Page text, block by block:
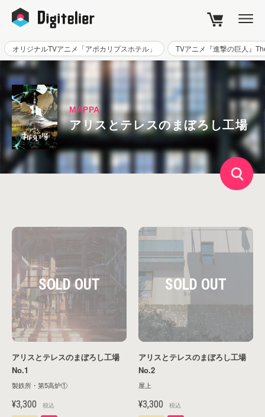
オリジナルTVアニメ「アポカリプスホテル」 TVアニメ『進撃の巨人』
MAPPA
アリスとテレスのまぼろし工場
カテゴリー
タイトル
キャラ名
アリスとテレスのまぼろし工場
No.1
製鉄所・第5高炉①
¥3,300 税込
アリスとテレスのまぼろし工場
No.2
屋上
¥3,300 税込